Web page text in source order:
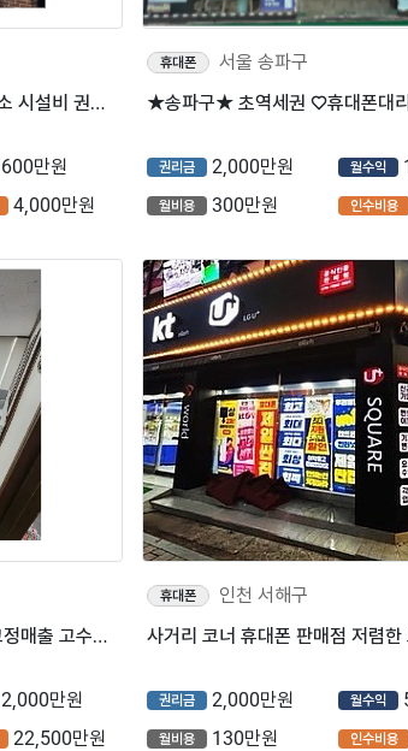
[광산구] 옆커폰 양도양수 창업 최소 시설비 권리금 2,000만원 (핸드폰)
600만원
4,000만원
휴대폰
서울 송파구
권리금 2,000만원 월수익
월비용 300만원 인수비용
[인천] 휴대폰 이동통신사무실 / 고정매출 고수익 투명한 매출공개 가능한 통신사무실입니다
2,000만원
22,500만원
휴대폰
인천 서해구
권리금 2,000만원 월수익
월비용 130만원 인수비용